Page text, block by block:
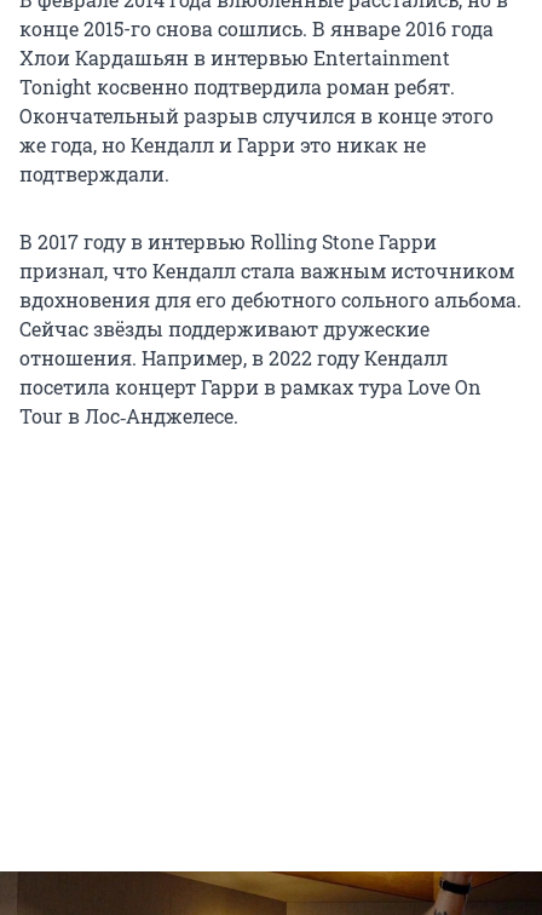
конце 2015-го снова сошлись. В январе 2016 года
Хлои Кардашьян в интервью Entertainment
Tonight косвенно подтвердила роман ребят.
Окончательный разрыв случился в конце этого
же года, но Кендалл и Гарри это никак не
подтверждали.
В 2017 году в интервью Rolling Stone Гарри
признал, что Кендалл стала важным источником
вдохновения для его дебютного сольного альбома.
Сейчас звёзды поддерживают дружеские
отношения. Например, в 2022 году Кендалл
посетила концерт Гарри в рамках тура Love On
Tour в Лос‑Анджелесе.